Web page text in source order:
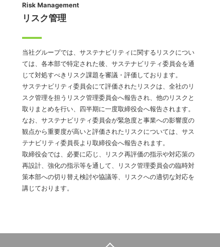
Risk Management
リスク管理
当社グループでは、サステナビリティに関するリスクについ
ては、各本部で特定された後、サステナビリティ委員会を通
じて対処すべきリスク課題を審議・評価しております。
サステナビリティ委員会にて評価されたリスクは、全社のリ
スク管理を担うリスク管理委員会へ報告され、他のリスクと
取りまとめを行い、四半期に一度取締役会へ報告されます。
なお、サステナビリティ委員会が緊急度と事業への影響度の
観点から重要度が高いと評価されたリスクについては、サス
テナビリティ委員長より取締役会へ報告されます。
取締役会では、必要に応じ、リスク再評価の指示や対応策の
再設計、強化の指示等を通して、リスク管理委員会の臨時対
策本部への切り替え検討や協議等、リスクへの適切な対応を
講じております。